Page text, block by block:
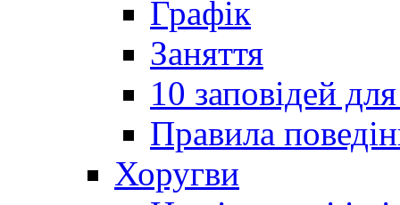
Графік
Заняття
10 заповідей
Правила
Хоругви